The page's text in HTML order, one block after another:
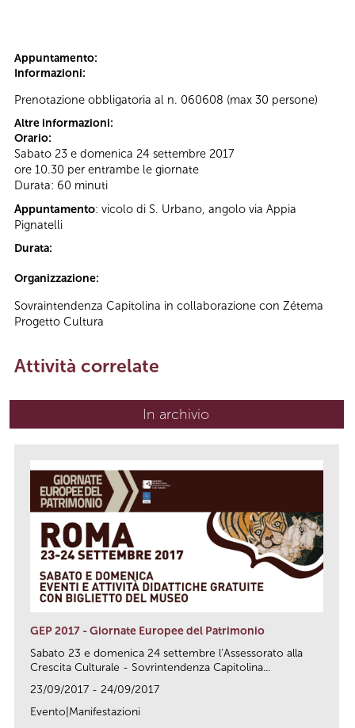
Appuntamento:
Informazioni:
Prenotazione obbligatoria al n. 060608 (max 30 persone)
Altre informazioni:
Orario:
Sabato 23 e domenica 24 settembre 2017
ore 10.30 per entrambe le giornate
Durata: 60 minuti
Appuntamento: vicolo di S. Urbano, angolo via Appia
Pignatelli
Durata:
Organizzazione:
Sovraintendenza Capitolina in collaborazione con Zétema
Progetto Cultura
Attività correlate
In archivio
GEP 2017 - Giornate Europee del Patrimonio
Sabato 23 e domenica 24 settembre l’Assessorato alla
Crescita Culturale - Sovrintendenza Capitolina...
23/09/2017 - 24/09/2017
Evento|Manifestazioni